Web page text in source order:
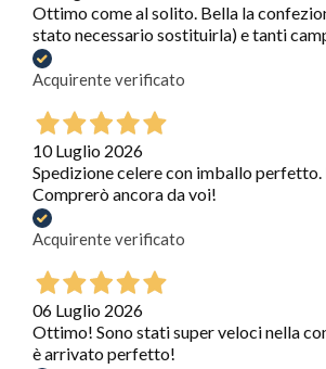
Ottimo come al solito. Bella la
stato necessario sostituirla) e tanti
Acquirente verificato
10 Luglio 2026
Spedizione celere con imballo perfetto.
Comprerò ancora da voi!
Acquirente verificato
06 Luglio 2026
Ottimo! Sono stati super veloci nella
è arrivato perfetto!